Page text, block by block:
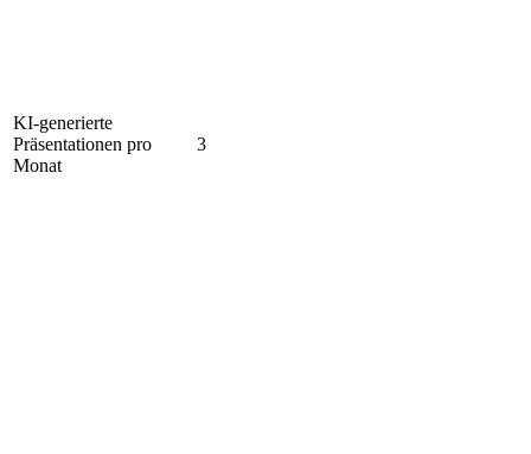
KI-generierte
Präsentationen pro
Monat
3